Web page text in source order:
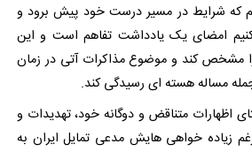
که شرایط در مسیر درست خود پیش برود و
امضای یک یادداشت تفاهم است و این
مشخص کند و موضوع مذاکرات آتی در زمان
مساله هسته ای رسیدگی کند.
اظهارات متناقض و دوگانه خود، تهدیدات و
زیاده خواهی هایش مدعی تمایل ایران به